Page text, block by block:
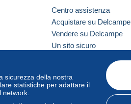
sicurezza della nostra
statistiche per adattare il
Centro assistenza
Acquistare su Delcampe
Vendere su Delcampe
Un sito sicuro